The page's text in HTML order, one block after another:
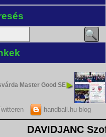
Master Good SE
handball.hu blog
DAVIDJANC